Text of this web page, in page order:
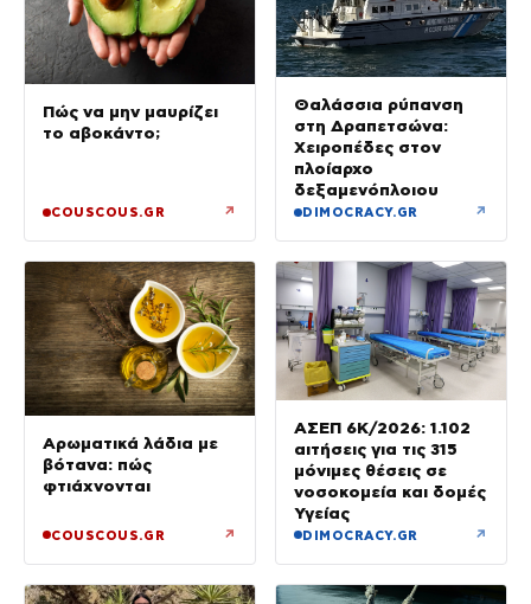
Πώς να μην μαυρίζει
το αβοκάντο;
COUSCOUS.GR ↗
Θαλάσσια ρύπανση
στη Δραπετσώνα:
Χειροπέδες στον
πλοίαρχο
δεξαμενόπλοιου
DIMOCRACY.GR ↗
Αρωματικά λάδια με
βότανα: πώς
φτιάχνονται
COUSCOUS.GR ↗
ΑΣΕΠ 6Κ/2026: 1.102
αιτήσεις για τις 315
μόνιμες θέσεις σε
νοσοκομεία και δομές
Υγείας
DIMOCRACY.GR ↗